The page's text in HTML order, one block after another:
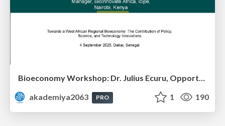
Bioeconomy Workshop: Dr. Julius Ecuru, Opportunities for a Bioeconomy in West Africa
akademiya2063
PRO 1 190